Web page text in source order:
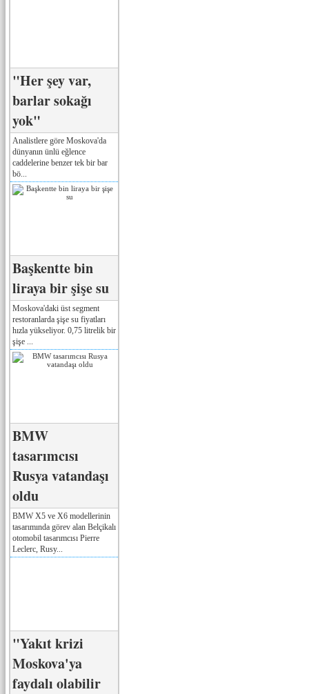
"Her şey var,
barlar sokağı
yok"
Analistlere göre Moskova'da
dünyanın ünlü eğlence
caddelerine benzer tek bir bar
bö...
Başkentte bin
liraya bir şişe su
Moskova'daki üst segment
restoranlarda şişe su fiyatları
hızla yükseliyor. 0,75 litrelik bir
şişe ...
BMW
tasarımcısı
Rusya vatandaşı
oldu
BMW X5 ve X6 modellerinin
tasarımında görev alan Belçikalı
otomobil tasarımcısı Pierre
Leclerc, Rusy...
"Yakıt krizi
Moskova'ya
faydalı olabilir